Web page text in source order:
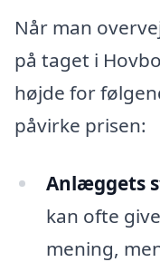
Når man
på taget i
højde for
påvirke prisen:
Anlæggets
kan ofte
mening,